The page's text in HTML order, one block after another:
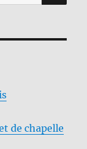
de chapelle